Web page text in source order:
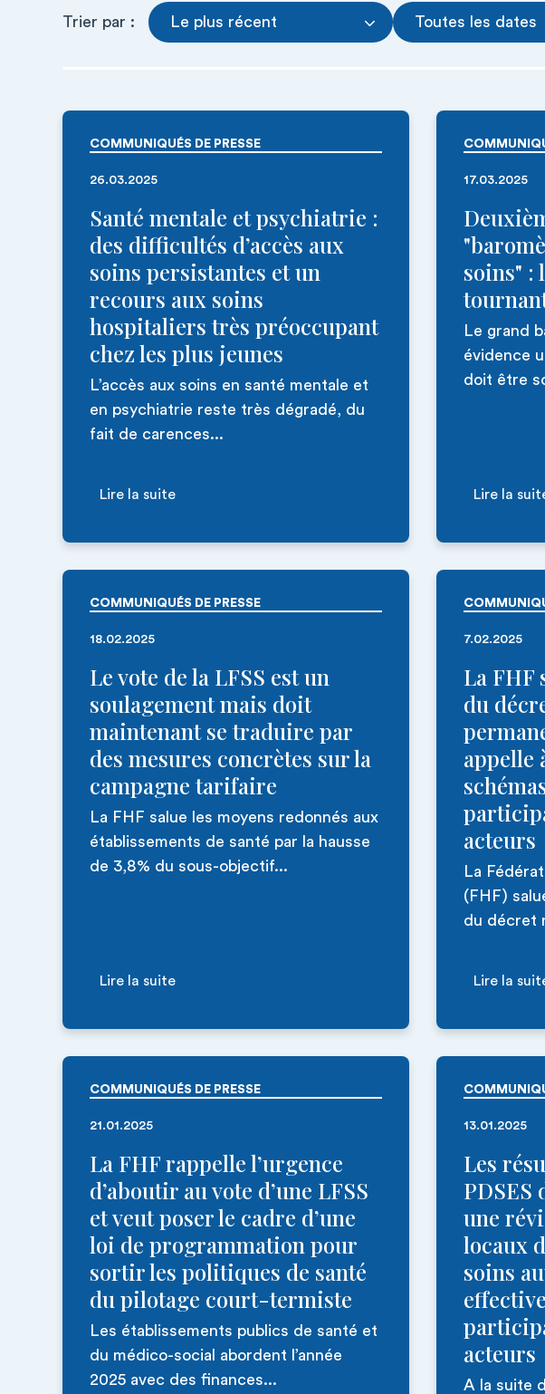
Toutes les dates
Trier par : Le plus récent
COMMUNIQUÉS DE PRESSE
26.03.2025
Santé mentale et psychiatrie :
des difficultés d’accès aux
soins persistantes et un
recours aux soins
hospitaliers très préoccupant
chez les plus jeunes
L’accès aux soins en santé mentale et
en psychiatrie reste très dégradé, du
fait de carences...
Lire la suite
17.03.2025
soins" :
Le grand
évidence
doit être
Lire la
COMMUNIQUÉS DE PRESSE
18.02.2025
Le vote de la LFSS est un
soulagement mais doit
maintenant se traduire par
des mesures concrètes sur la
campagne tarifaire
La FHF salue les moyens redonnés aux
établissements de santé par la hausse
de 3,8% du sous-objectif...
Lire la suite
7.02.2025
La FHF
du
appelle
acteurs
La
(FHF)
du décret
Lire la
COMMUNIQUÉS DE PRESSE
21.01.2025
La FHF rappelle l’urgence
d’aboutir au vote d’une LFSS
et veut poser le cadre d’une
loi de programmation pour
sortir les politiques de santé
du pilotage court-termiste
Les établissements publics de santé et
du médico-social abordent l’année
2025 avec des finances...
13.01.2025
Les
PDSES
une
locaux
soins
acteurs
A la suite